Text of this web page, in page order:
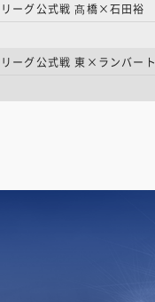
グ公式戦 髙橋×石田裕
グ公式戦 東×ランバート